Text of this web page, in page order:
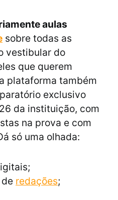
aulas
sobre todas as
vestibular do
que querem
plataforma também
exclusivo
da instituição, com
na prova e com
só uma olhada:
redações;